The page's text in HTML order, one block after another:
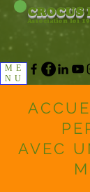
CROCUS
Association loi
ME
NU
AVEC